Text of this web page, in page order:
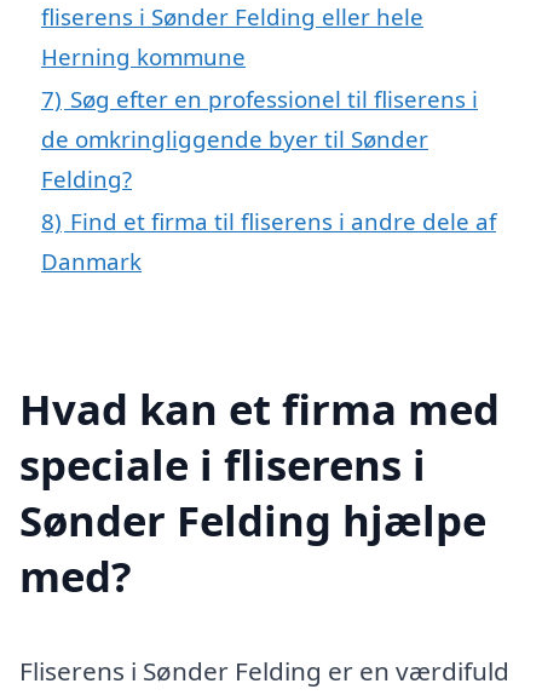
fliserens i Sønder Felding eller hele
Herning kommune
7) Søg efter en professionel til fliserens i
de omkringliggende byer til Sønder
Felding?
8) Find et firma til fliserens i andre dele af
Danmark
Hvad kan et firma med
speciale i fliserens i
Sønder Felding hjælpe
med?
Fliserens i Sønder Felding er en værdifuld